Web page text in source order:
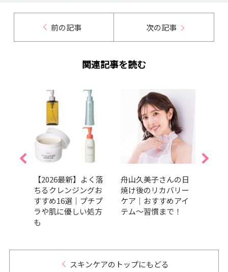
前の記事 次の記事
関連記事を読む
【2026最新】よく落
ちるクレンジングお
すすめ16選｜プチプ
ラや肌に優しい処方
も
舟山久美子さんの日
焼け後のリカバリー
ケア｜おすすめアイ
テム～習慣まで！
スキンケアのトップにもどる